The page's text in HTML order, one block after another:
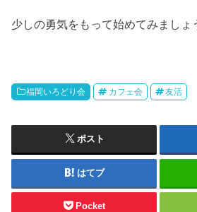
少しの勇気をもって始めてみましょ
福岡いろどり会 カフェ会 友活
ポスト
はてブ
Pocket